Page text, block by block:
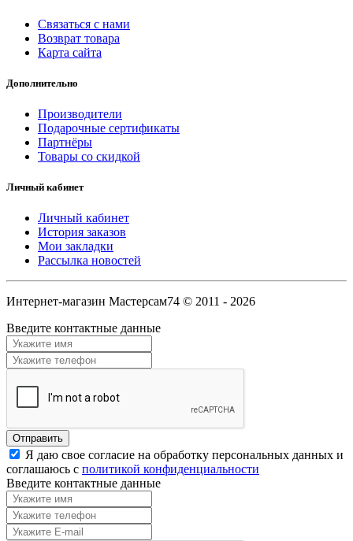
Связаться с нами
Возврат товара
Карта сайта
Дополнительно
Производители
Подарочные сертификаты
Партнёры
Товары со скидкой
Личный кабинет
Личный кабинет
История заказов
Мои закладки
Рассылка новостей
Интернет-магазин Мастерсам74 © 2011 - 2026
Введите контактные данные
Я даю свое согласие на обработку персональных данных и
соглашаюсь с политикой конфиденциальности
Введите контактные данные